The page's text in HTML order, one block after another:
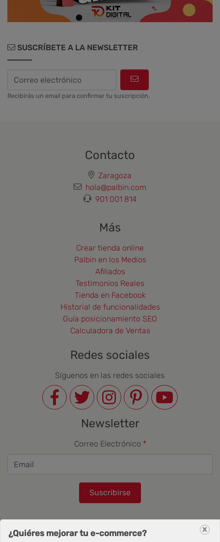
¿Quiéres mejorar tu e-commerce? x
SUSCRÍBETE A LA NEWSLETTER
Recibirás un email para confirmar tu suscripción.
Contacto
Zaragoza
hola@palbin.com
901 001 814
Más
Crear tienda online
Palbin en los Medios
Afiliados
Testimonios Reales
Tienda en Facebook
Historial de funcionalidades
Guía posicionamiento SEO
Calculadora de Ventas
Redes sociales
Síguenos en las redes sociales
Newsletter
Correo Electrónico
Suscribirse